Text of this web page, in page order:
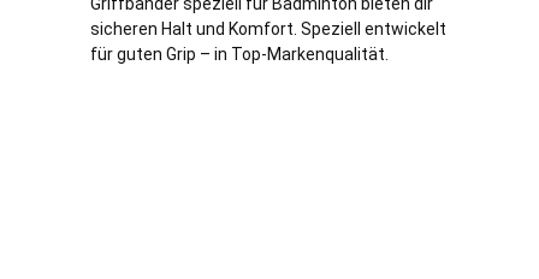
sicheren Halt und Komfort. Speziell entwickelt
für guten Grip – in Top-Markenqualität.